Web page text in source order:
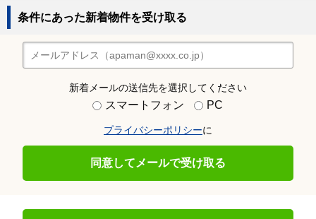
条件にあった新着物件を受け取る
新着メールの送信先を選択してください
スマートフォン PC
プライバシーポリシーに
同意してメールで受け取る